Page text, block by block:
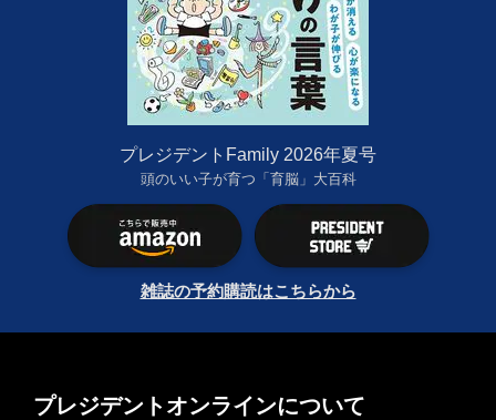
プレジデントFamily 2026年夏号
頭のいい子が育つ「育脳」大百科
雑誌の予約購読はこちらから
プレジデントオンラインについて